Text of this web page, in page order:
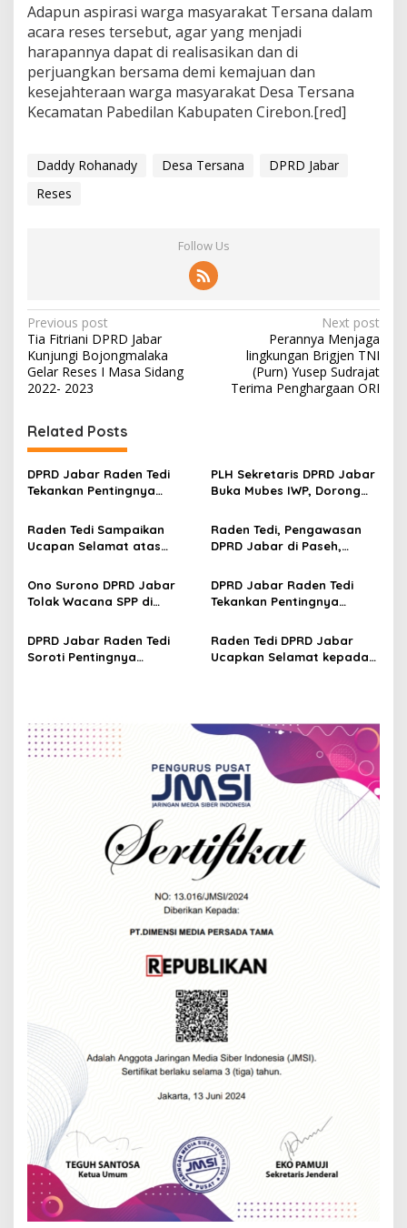
Adapun aspirasi warga masyarakat Tersana dalam
acara reses tersebut, agar yang menjadi
harapannya dapat di realisasikan dan di
perjuangkan bersama demi kemajuan dan
kesejahteraan warga masyarakat Desa Tersana
Kecamatan Pabedilan Kabupaten Cirebon.[red]
Daddy Rohanady Desa Tersana
DPRD Jabar
Reses
Follow Us
P
o
s
t
n
a
v
i
g
a
t
i
o
n
Previous post
Tia Fitriani DPRD Jabar
Kunjungi Bojongmalaka
Gelar Reses I Masa Sidang
2022- 2023
Next post
Perannya Menjaga
lingkungan Brigjen TNI
(Purn) Yusep Sudrajat
Terima Penghargaan ORI
Related Posts
DPRD Jabar Raden Tedi
Tekankan Pentingnya
Pengendalian
Pembangunan yang Tepat
Sasaran
PLH Sekretaris DPRD Jabar
Buka Mubes IWP, Dorong
Perkuat Jurnalisme
Berbasis Fakta
Raden Tedi Sampaikan
Ucapan Selamat atas
Musyawarah Besar Ikatan
Wartawan Parlemen DPRD
Jabar
Raden Tedi, Pengawasan
DPRD Jabar di Paseh,
Rusak hingga KIS Dicoret
Ono Surono DPRD Jabar
Tolak Wacana SPP di
Gratis 12 Tahun Harus
Dijamin Negara
DPRD Jabar Raden Tedi
Tekankan Pentingnya
Permukiman Berkelanjutan
di Jawa Barat
DPRD Jabar Raden Tedi
Soroti Pentingnya
Pertumbuhan Daerah
Raden Tedi DPRD Jabar
Ucapkan Selamat kepada